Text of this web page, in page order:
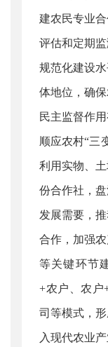
建农民专业
评估和定期
规范化建设
体地位，确
民主监督作
顺应农村“三
利用实物、
份合作社，
发展需要，
合作，加强
等关键环节
+农户、农户
司等模式，
入现代农业